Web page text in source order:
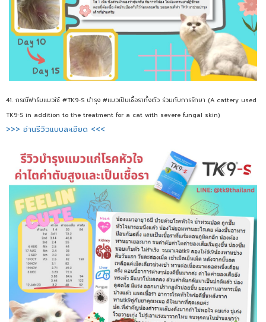
41. กรณีฟาร์มแมวใช้ #TK9-S บำรุง #แมวเป็นเชื้อราทั้งตัว ร่วมกับการรักษา (A cattery used
TK9-S in addition to the treatment for a cat with severe fungal skin)
>>> อ่านรีวิวแบบละเอียด <<<